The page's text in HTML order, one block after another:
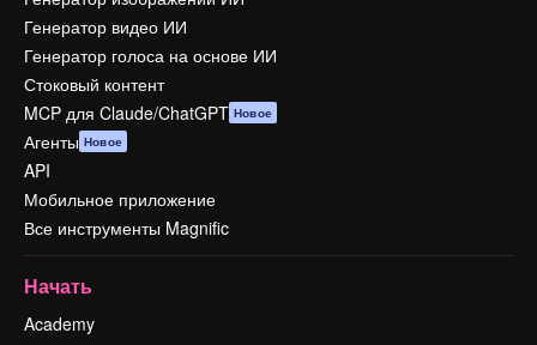
Генератор видео ИИ
Генератор голоса на основе ИИ
Стоковый контент
MCP для Claude/ChatGPT Новое
Агенты Новое
API
Мобильное приложение
Все инструменты Magnific
Начать
Academy